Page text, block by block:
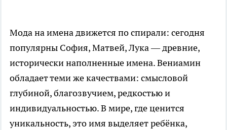
Мода на имена движется по спирали: сегодня
популярны София, Матвей, Лука — древние,
исторически наполненные имена. Вениамин
обладает теми же качествами: смысловой
глубиной, благозвучием, редкостью и
индивидуальностью. В мире, где ценится
уникальность, это имя выделяет ребёнка,